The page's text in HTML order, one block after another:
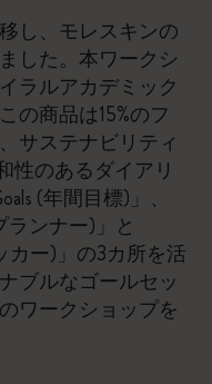
し、モレスキンの
した。本ワークシ
ラルアカデミック
の商品は15%のフ
サステナビリティ
性のあるダイアリ
(年間目標)」、
ランナー)」と
カー)」の3カ所を活
ブルなゴールセッ
ワークショップを